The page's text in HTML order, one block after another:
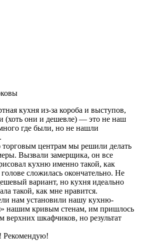
кухня из-за короба и выступов,
(хоть они и дешевле) — это не наш
где были, но не нашли
торговым центрам мы решили делать
Вызвали замерщика, он все
кухню именно такой, как
сложилась окончательно. Не
вариант, но кухня идеально
такой, как мне нравится.
нам установили нашу кухню-
нашим кривым стенам, им пришлось
верхних шкафчиков, но результат
Рекомендую!